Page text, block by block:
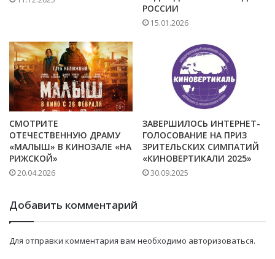
РОССИИ
15.01.2026
СМОТРИТЕ
ОТЕЧЕСТВЕННУЮ ДРАМУ
«МАЛЫШ» В КИНОЗАЛЕ «НА
РИЖСКОЙ»
20.04.2026
ЗАВЕРШИЛОСЬ ИНТЕРНЕТ-
ГОЛОСОВАНИЕ НА ПРИЗ
ЗРИТЕЛЬСКИХ СИМПАТИЙ
«КИНОВЕРТИКАЛИ 2025»
30.09.2025
Добавить комментарий
Для отправки комментария вам необходимо авторизоваться.